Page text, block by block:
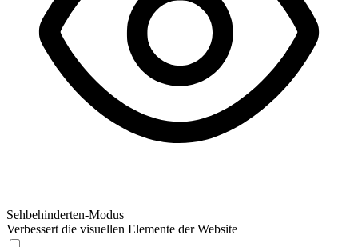
Sehbehinderten-Modus
Verbessert die visuellen Elemente der Website